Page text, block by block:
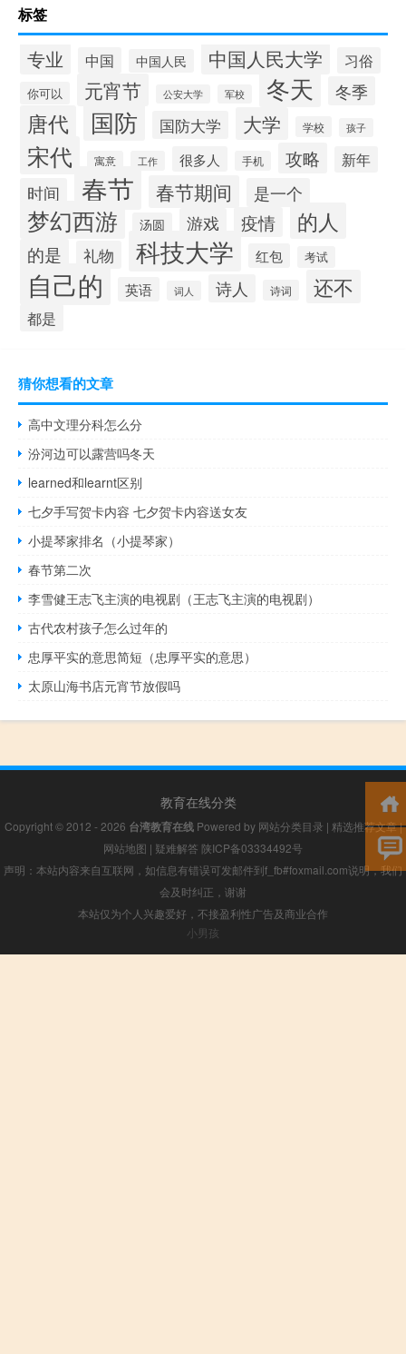
标签
专业 中国 中国人民 中国人民大学 习俗
你可以 元宵节 公安大学 军校 冬天 冬季
唐代 国防 国防大学 大学 学校 孩子
宋代 寓意 工作 很多人 手机 攻略 新年
时间 春节 春节期间 是一个
梦幻西游 汤圆 游戏 疫情 的人
的是 礼物 科技大学 红包 考试
自己的 英语 词人 诗人 诗词 还不
都是
猜你想看的文章
高中文理分科怎么分
汾河边可以露营吗冬天
learned和learnt区别
七夕手写贺卡内容 七夕贺卡内容送女友
小提琴家排名（小提琴家）
春节第二次
李雪健王志飞主演的电视剧（王志飞主演的电视剧）
古代农村孩子怎么过年的
忠厚平实的意思简短（忠厚平实的意思）
太原山海书店元宵节放假吗
教育在线分类
Copyright © 2012 - 2026 台湾教育在线Powered by 网站分类目录 | 精选推荐文章|
网站地图 | 疑难解答 陕ICP备03334492号
声明：本站内容来自互联网，如信息有错误可发邮件到f_fb#foxmail.com说明，我们
会及时纠正，谢谢
本站仅为个人兴趣爱好，不接盈利性广告及商业合作
小男孩